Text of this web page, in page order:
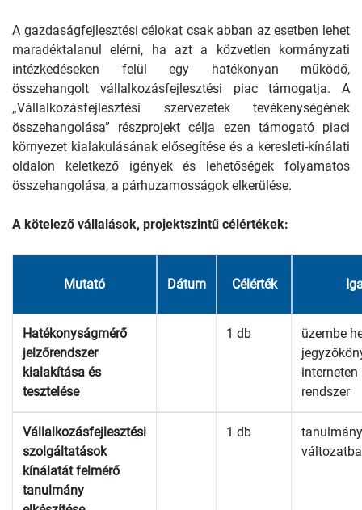
A gazdaságfejlesztési célokat csak abban az esetben lehet
maradéktalanul elérni, ha azt a közvetlen kormányzati
intézkedéseken felül egy hatékonyan működő,
összehangolt vállalkozásfejlesztési piac támogatja. A
„Vállalkozásfejlesztési szervezetek tevékenységének
összehangolása” részprojekt célja ezen támogató piaci
környezet kialakulásának elősegítése és a keresleti-kínálati
oldalon keletkező igények és lehetőségek folyamatos
összehangolása, a párhuzamosságok elkerülése.
A kötelező vállalások, projektszintű célértékek:
Mutató Dátum Célérték
Hatékonyságmérő
jelzőrendszer
kialakítása és
tesztelése
1 db
üzembe
rendszer
Vállalkozásfejlesztési
szolgáltatások
kínálatát felmérő
tanulmány
1 db